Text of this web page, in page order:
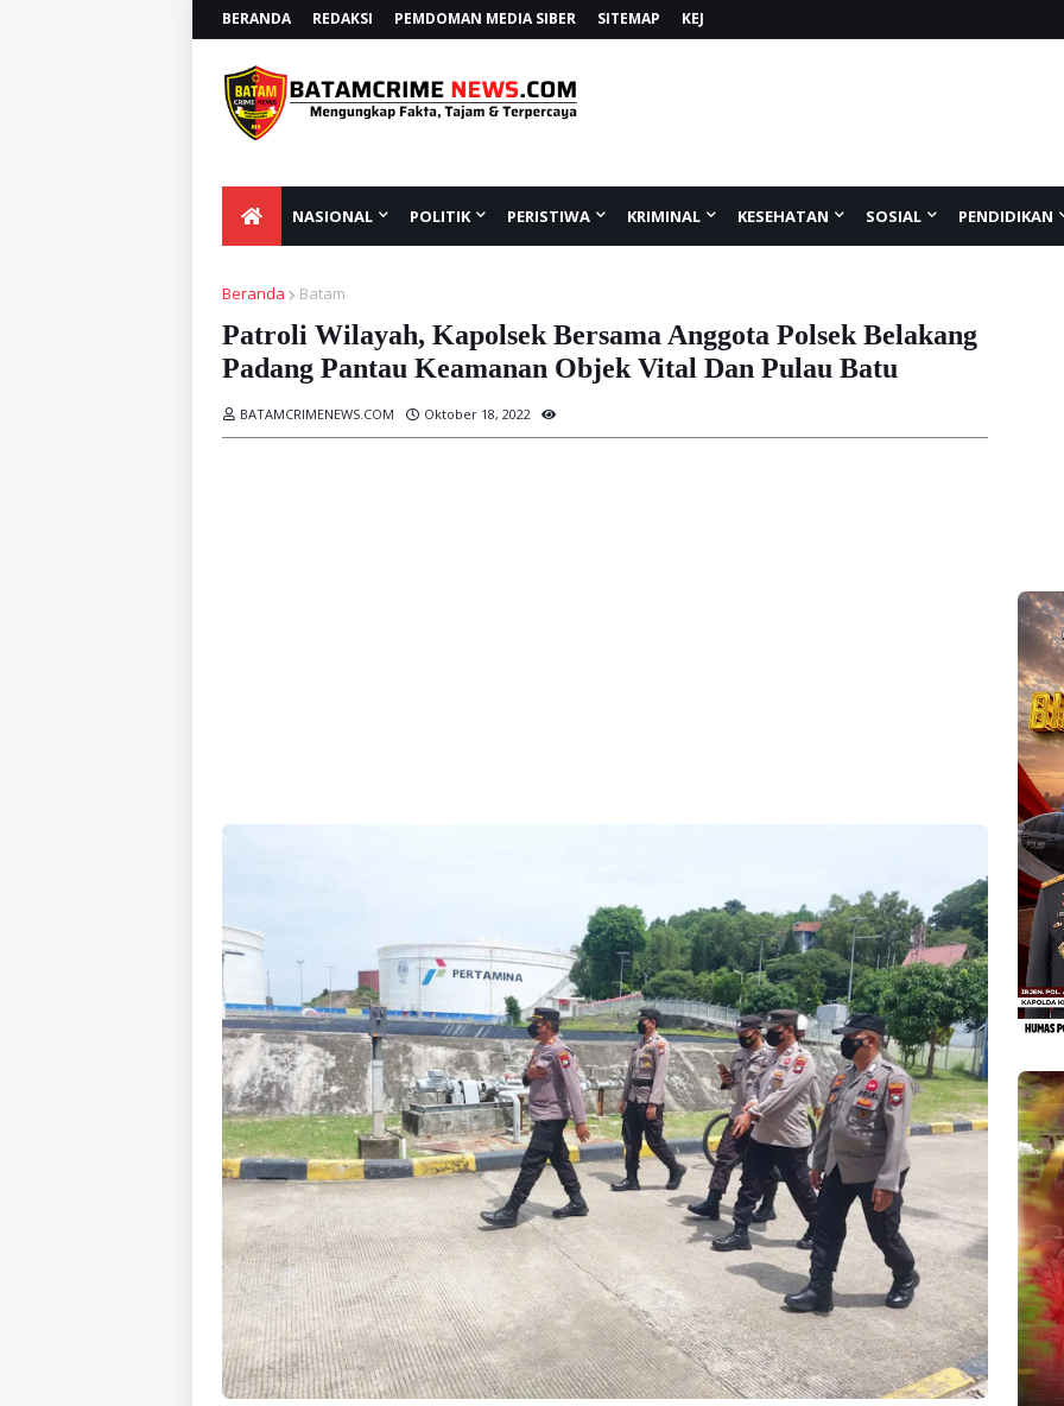
BERANDA REDAKSI PEMDOMAN MEDIA SIBER SITEMAP KEJ
NASIONAL POLITIK PERISTIWA KRIMINAL KESEHATAN SOSIAL PENDIDIKAN
Beranda Batam
Patroli Wilayah, Kapolsek Bersama Anggota Polsek Belakang
Padang Pantau Keamanan Objek Vital Dan Pulau Batu
BATAMCRIMENEWS.COM Oktober 18, 2022